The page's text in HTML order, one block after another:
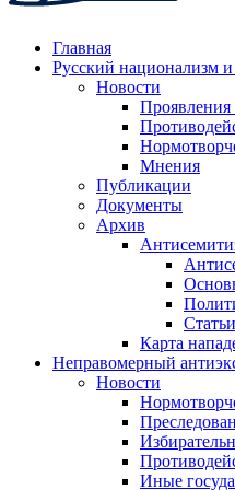
Главная
Русский национализм
Новости
Проявления
Мнения
Публикации
Документы
Архив
Карта
Неправомерный
Новости
Иные